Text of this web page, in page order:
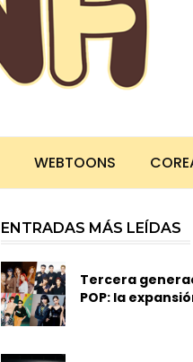
WEBTOONS
ENTRADAS MÁS LEÍDAS
Tercera
POP: la